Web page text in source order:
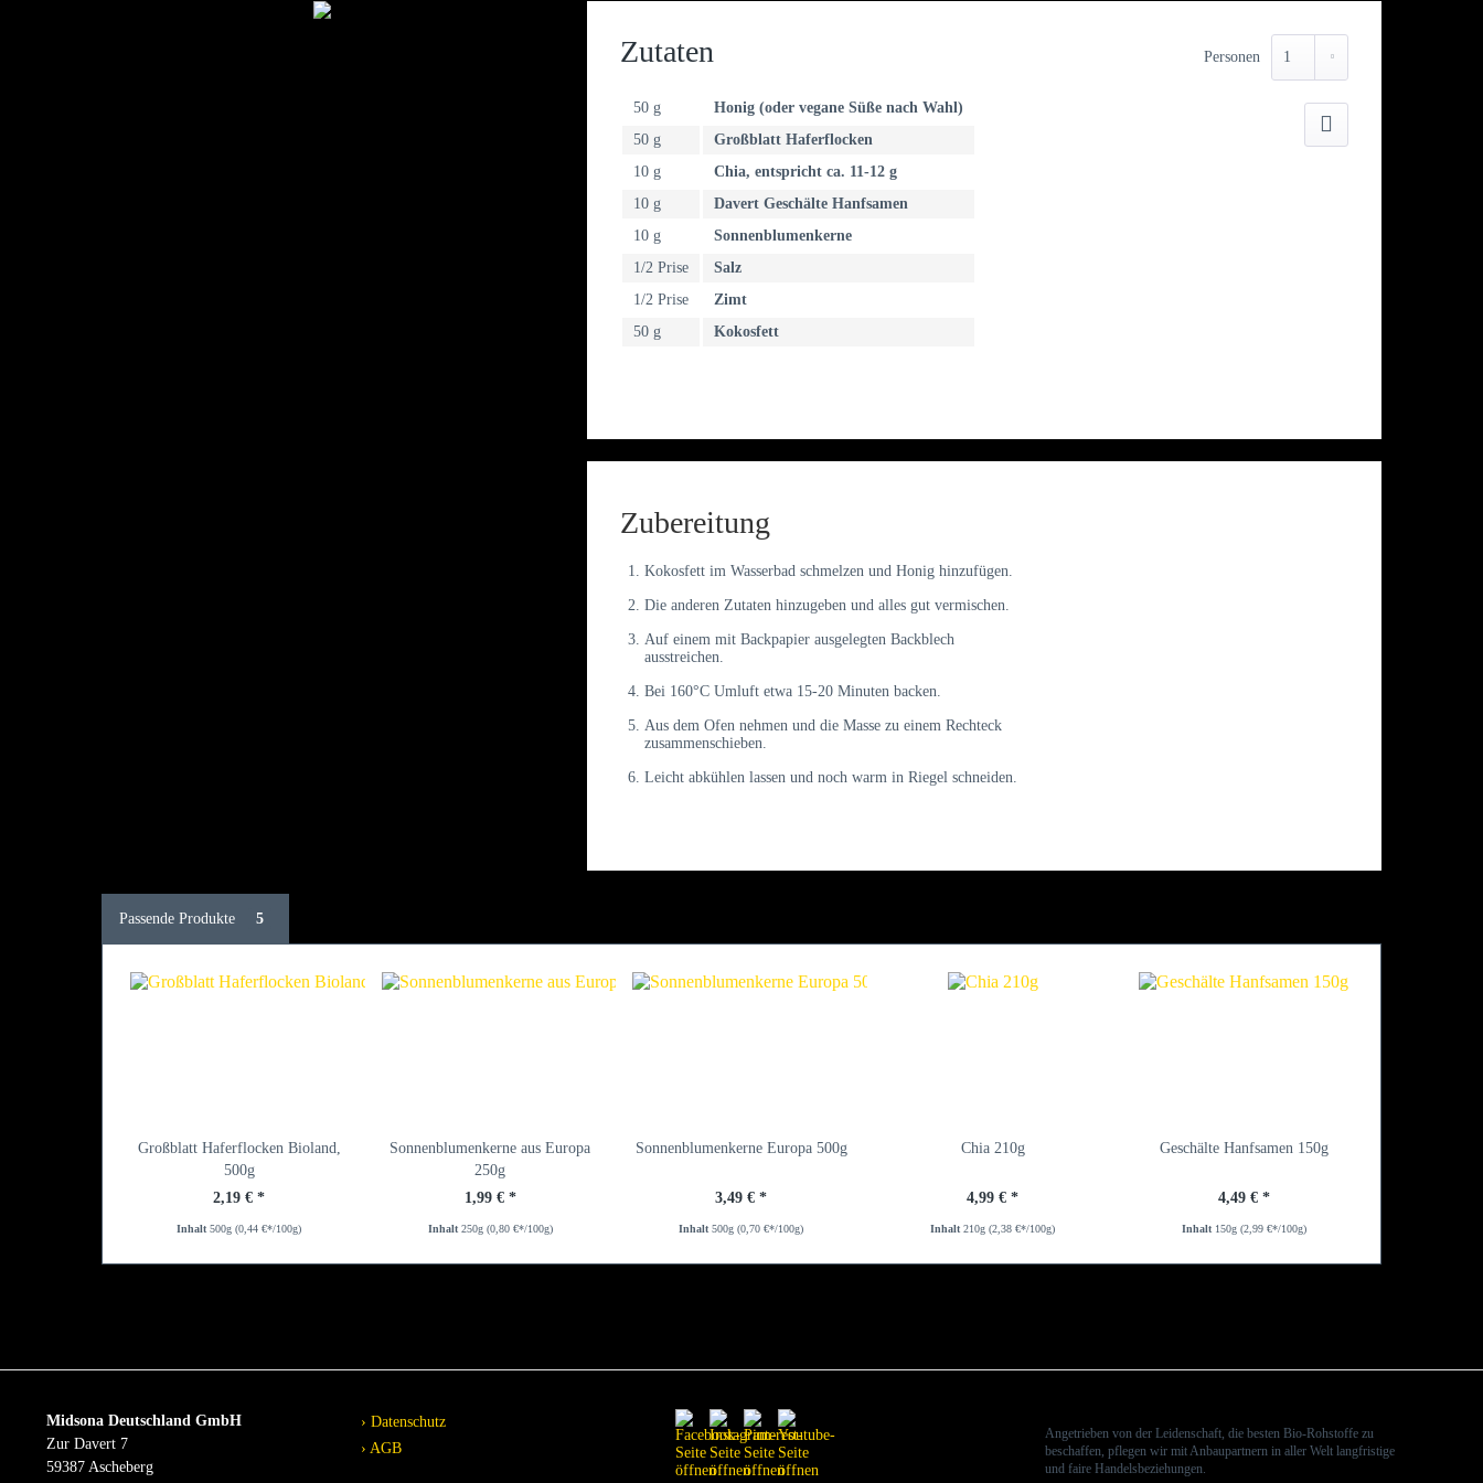
Personen
Zutaten
50 g
Honig (oder vegane Süße nach Wahl)
50 g
Großblatt Haferflocken
10 g
Chia, entspricht ca. 11-12 g
10 g
Davert Geschälte Hanfsamen
10 g
Sonnenblumenkerne
1/2 Prise
Salz
1/2 Prise
Zimt
50 g
Kokosfett
Zubereitung
Kokosfett im Wasserbad schmelzen und Honig hinzufügen.
Die anderen Zutaten hinzugeben und alles gut vermischen.
Auf einem mit Backpapier ausgelegten Backblech
ausstreichen.
Bei 160°C Umluft etwa 15-20 Minuten backen.
Aus dem Ofen nehmen und die Masse zu einem Rechteck
zusammenschieben.
Leicht abkühlen lassen und noch warm in Riegel schneiden.
Passende Produkte 5
Großblatt Haferflocken Bioland,
500g
2,19 € *
Inhalt500g(0,44 €*/100g)
Sonnenblumenkerne aus Europa
250g
1,99 € *
Inhalt 250g (0,80 €*/100g)
Sonnenblumenkerne Europa 500g
3,49 € *
Inhalt500g(0,70 €*/100g)
Chia 210g
4,99 € *
Inhalt210g(2,38 €*/100g)
Geschälte Hanfsamen 150g
4,49 € *
Inhalt 150g (2,99 €*/100g)
Midsona Deutschland GmbH
Zur Davert 7
59387 Ascheberg
Datenschutz
AGB
Angetrieben von der Leidenschaft, die besten Bio-Rohstoffe zu
beschaffen, pflegen wir mit Anbaupartnern in aller Welt langfristige
und faire Handelsbeziehungen.